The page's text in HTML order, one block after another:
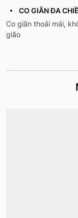
CO GIÃN ĐA
Co giãn thoải mái,
gião